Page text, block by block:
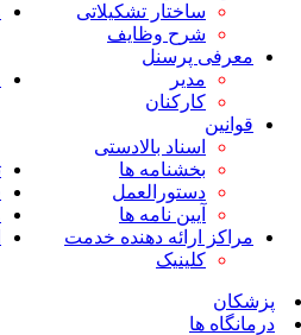
تشکیلاتی
وظایف
بالادستی
ها
نامه ها
دهنده خدمت
مراکز
مطالب
تماس با اداره
فرآیندهای
مجموعه
اخبار